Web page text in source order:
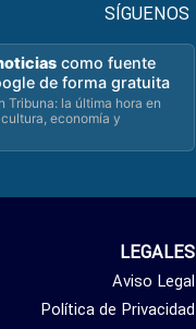
SÍGUENOS
como fuente
de forma gratuita
Tribuna: la última hora en
economía y
LEGALES
Aviso Legal
Política de Privacidad